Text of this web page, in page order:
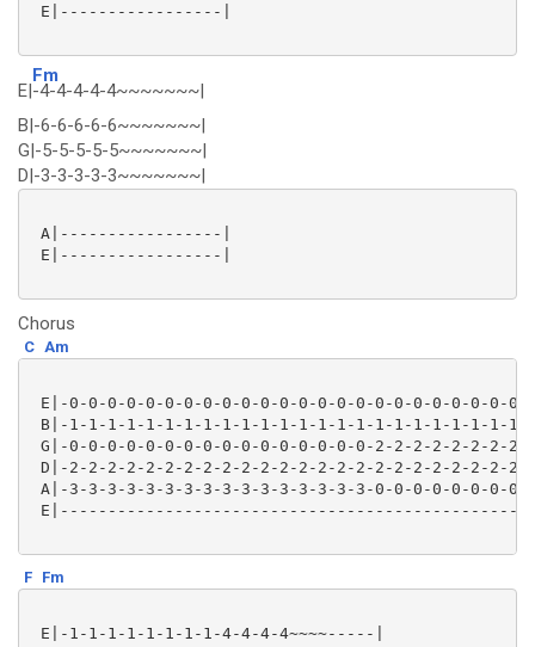
E|-----------------|
E|
Fm
-4-4-4-4-4~~~~~~~|
B|-6-6-6-6-6~~~~~~~|
G|-5-5-5-5-5~~~~~~~|
D|-3-3-3-3-3~~~~~~~|
A|-----------------|
E|-----------------|
Chorus
C Am
E|-0-0-0-0-0-0-0-0-0-0-0-0-0-0-0-0-0-0-0-0-0-0-0-
B|-1-1-1-1-1-1-1-1-1-1-1-1-1-1-1-1-1-1-1-1-1-1-1-
G|-0-0-0-0-0-0-0-0-0-0-0-0-0-0-0-0-2-2-2-2-2-2-2-
D|-2-2-2-2-2-2-2-2-2-2-2-2-2-2-2-2-2-2-2-2-2-2-2-
A|-3-3-3-3-3-3-3-3-3-3-3-3-3-3-3-3-0-0-0-0-0-0-0-
F Fm
E|-1-1-1-1-1-1-1-1-4-4-4-4~~~~-----|